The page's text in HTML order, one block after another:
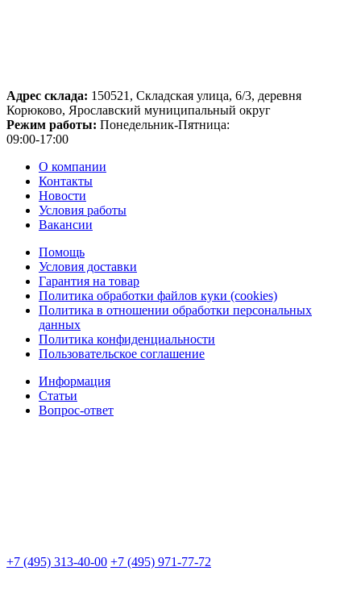
Адрес склада: 150521, Складская улица, 6/3, деревня
Корюково, Ярославский муниципальный округ
Режим работы: Понедельник-Пятница:
09:00-17:00
О компании
Контакты
Новости
Условия работы
Вакансии
Помощь
Условия доставки
Гарантия на товар
Политика обработки файлов куки (cookies)
Политика в отношении обработки персональных
данных
Политика конфиденциальности
Пользовательское соглашение
Информация
Статьи
Вопрос-ответ
+7 (495) 313-40-00 +7 (495) 971-77-72